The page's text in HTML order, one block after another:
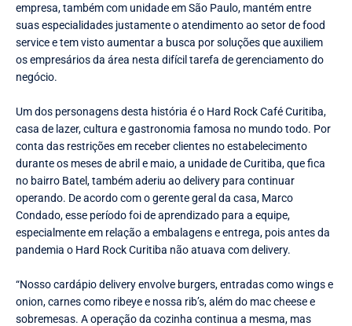
empresa, também com unidade em São Paulo, mantém entre
suas especialidades justamente o atendimento ao setor de food
service e tem visto aumentar a busca por soluções que auxiliem
os empresários da área nesta difícil tarefa de gerenciamento do
negócio.
Um dos personagens desta história é o Hard Rock Café Curitiba,
casa de lazer, cultura e gastronomia famosa no mundo todo. Por
conta das restrições em receber clientes no estabelecimento
durante os meses de abril e maio, a unidade de Curitiba, que fica
no bairro Batel, também aderiu ao delivery para continuar
operando. De acordo com o gerente geral da casa, Marco
Condado, esse período foi de aprendizado para a equipe,
especialmente em relação a embalagens e entrega, pois antes da
pandemia o Hard Rock Curitiba não atuava com delivery.
“Nosso cardápio delivery envolve burgers, entradas como wings e
onion, carnes como ribeye e nossa rib’s, além do mac cheese e
sobremesas. A operação da cozinha continua a mesma, mas